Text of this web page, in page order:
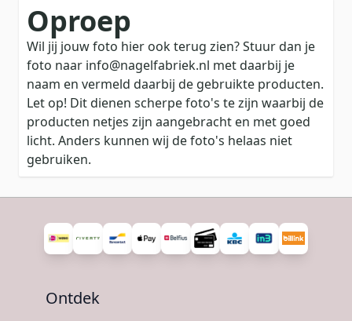
Oproep
Wil jij jouw foto hier ook terug zien? Stuur dan je
foto naar info@nagelfabriek.nl met daarbij je
naam en vermeld daarbij de gebruikte producten.
Let op! Dit dienen scherpe foto's te zijn waarbij de
producten netjes zijn aangebracht en met goed
licht. Anders kunnen wij de foto's helaas niet
gebruiken.
Ontdek